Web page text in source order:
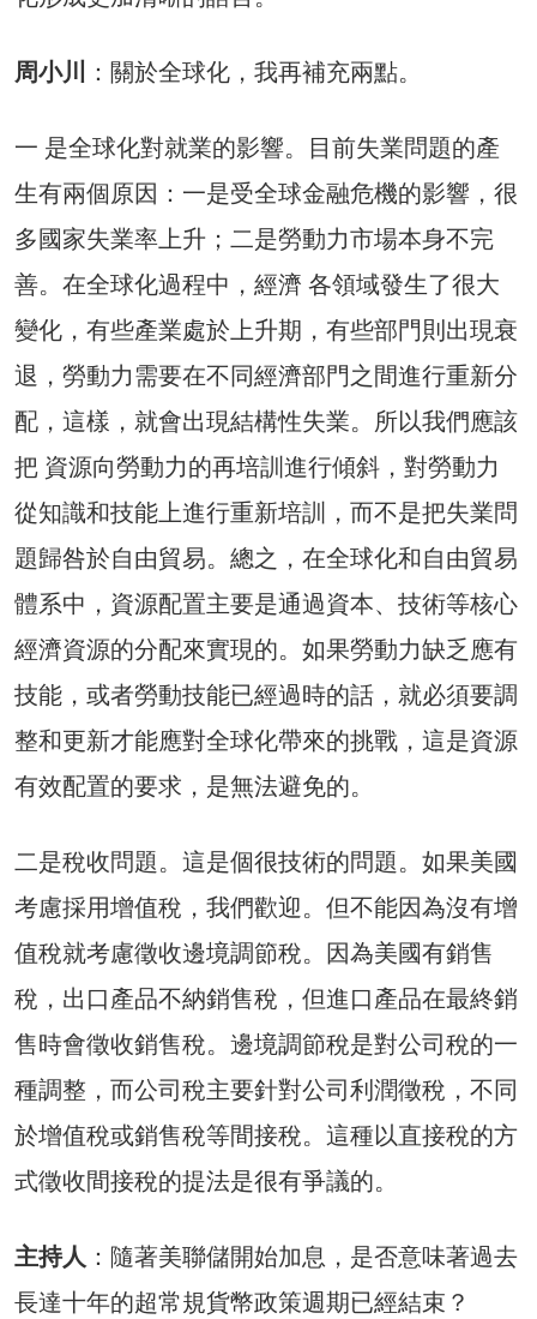
周小川 ：關於全球化，我再補充兩點。
一 是全球化對就業的影響。目前失業問題的產
生有兩個原因：一是受全球金融危機的影響，很
多國家失業率上升；二是勞動力市場本身不完
善。在全球化過程中，經濟 各領域發生了很大
變化，有些產業處於上升期，有些部門則出現衰
退，勞動力需要在不同經濟部門之間進行重新分
配，這樣，就會出現結構性失業。所以我們應該
把 資源向勞動力的再培訓進行傾斜，對勞動力
從知識和技能上進行重新培訓，而不是把失業問
題歸咎於自由貿易。總之，在全球化和自由貿易
體系中，資源配置主要是通過資本、技術等核心
經濟資源的分配來實現的。如果勞動力缺乏應有
技能，或者勞動技能已經過時的話，就必須要調
整和更新才能應對全球化帶來的挑戰，這是資源
有效配置的要求，是無法避免的。
二是稅收問題。這是個很技術的問題。如果美國
考慮採用增值稅，我們歡迎。但不能因為沒有增
值稅就考慮徵收邊境調節稅。因為美國有銷售
稅，出口產品不納銷售稅，但進口產品在最終銷
售時會徵收銷售稅。邊境調節稅是對公司稅的一
種調整，而公司稅主要針對公司利潤徵稅，不同
於增值稅或銷售稅等間接稅。這種以直接稅的方
式徵收間接稅的提法是很有爭議的。
主持人 ：隨著美聯儲開始加息，是否意味著過去
長達十年的超常規貨幣政策週期已經結束？